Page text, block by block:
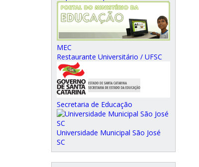
MEC
Restaurante Universitário / UFSC
Secretaria de Educação
Universidade Municipal São José
SC